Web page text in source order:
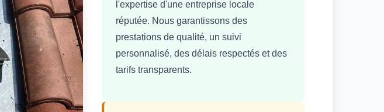
l'expertise d'une entreprise locale
réputée. Nous garantissons des
prestations de qualité, un suivi
personnalisé, des délais respectés et des
tarifs transparents.